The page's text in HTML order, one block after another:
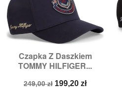
Czapka Z Daszkiem
TOMMY HILFIGER...
Cena
249,00 zł Cena
199,20 zł